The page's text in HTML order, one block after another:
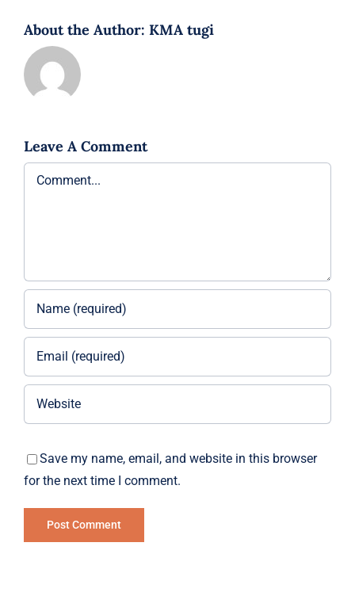
About the Author: KMA tugi
Leave A Comment
Comment
Save my name, email, and website in this browser
for the next time I comment.